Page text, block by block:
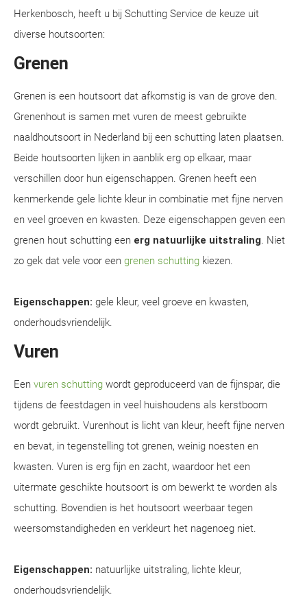
Herkenbosch, heeft u bij Schutting Service de keuze uit
diverse houtsoorten:
Grenen
Grenen is een houtsoort dat afkomstig is van de grove den.
Grenenhout is samen met vuren de meest gebruikte
naaldhoutsoort in Nederland bij een schutting laten plaatsen.
Beide houtsoorten lijken in aanblik erg op elkaar, maar
verschillen door hun eigenschappen. Grenen heeft een
kenmerkende gele lichte kleur in combinatie met fijne nerven
en veel groeven en kwasten. Deze eigenschappen geven een
grenen hout schutting een erg natuurlijke uitstraling. Niet
zo gek dat vele voor een grenen schutting kiezen.
Eigenschappen: gele kleur, veel groeve en kwasten,
onderhoudsvriendelijk.
Vuren
Een vuren schutting wordt geproduceerd van de fijnspar, die
tijdens de feestdagen in veel huishoudens als kerstboom
wordt gebruikt. Vurenhout is licht van kleur, heeft fijne nerven
en bevat, in tegenstelling tot grenen, weinig noesten en
kwasten. Vuren is erg fijn en zacht, waardoor het een
uitermate geschikte houtsoort is om bewerkt te worden als
schutting. Bovendien is het houtsoort weerbaar tegen
weersomstandigheden en verkleurt het nagenoeg niet.
Eigenschappen: natuurlijke uitstraling, lichte kleur,
onderhoudsvriendelijk.